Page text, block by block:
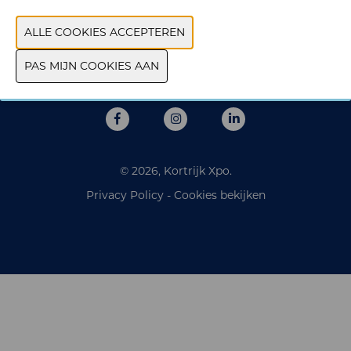
Donderdag 8 oktober 2026 | 10.00 - 17.00
Locatie
Nekkerhal - Brussels North - Plattebeekstraat 1, 2800
Mechelen
© 2026, Kortrijk Xpo.
Privacy Policy- Cookies bekijken